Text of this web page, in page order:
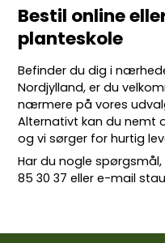
Bestil online
planteskole
Befinder du dig i
Nordjylland, er du
nærmere på vores
Alternativt kan du nemt
og vi sørger for hurtig
Har du nogle
85 30 37 eller e-mail